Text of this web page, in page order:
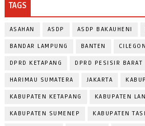
TAGS
ASAHAN ASDP ASDP BAKAUHENI
BANDAR LAMPUNG BANTEN CILEGON
DPRD KETAPANG DPRD PESISIR BARAT
HARIMAU SUMATERA JAKARTA
KABUPATEN KETAPANG KABUPATEN
KABUPATEN SUMENEP KABUPATEN